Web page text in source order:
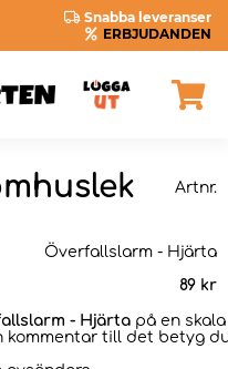
Snabba leveranser
ERBJUDANDEN
Artnr.
Överfallslarm - Hjärta
89 kr
- Hjärta på en
kommentar till det betyg